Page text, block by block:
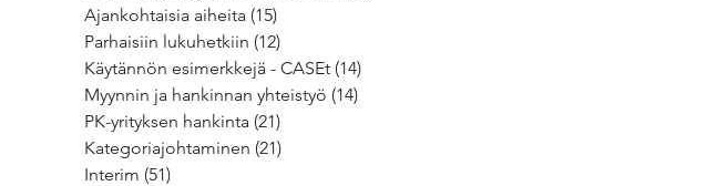
Ajankohtaisia aiheita (15)
Parhaisiin lukuhetkiin (12)
Käytännön esimerkkejä - CASEt (14)
Myynnin ja hankinnan yhteistyö (14)
PK-yrityksen hankinta (21)
Kategoriajohtaminen (21)
Interim (51)